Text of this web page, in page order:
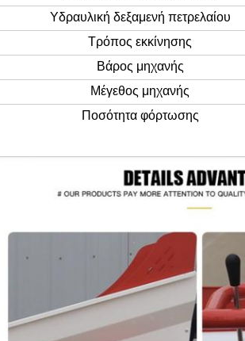
Υδραυλική δεξαμενή πετρελαίου
Τρόπος εκκίνησης
Βάρος μηχανής
Μέγεθος μηχανής
Ποσότητα φόρτωσης